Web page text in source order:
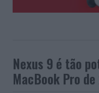
Nexus 9 é tão
MacBook Pro